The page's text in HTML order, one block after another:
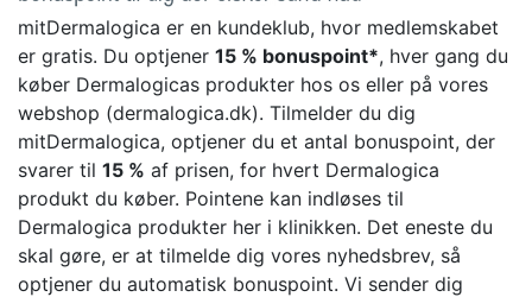
mitDermalogica er en kundeklub, hvor medlemskabet
er gratis. Du optjener 15 % bonuspoint*, hver gang du
køber Dermalogicas produkter hos os eller på vores
webshop (dermalogica.dk). Tilmelder du dig
mitDermalogica, optjener du et antal bonuspoint, der
svarer til 15 % af prisen, for hvert Dermalogica
produkt du køber. Pointene kan indløses til
Dermalogica produkter her i klinikken. Det eneste du
skal gøre, er at tilmelde dig vores nyhedsbrev, så
optjener du automatisk bonuspoint. Vi sender dig